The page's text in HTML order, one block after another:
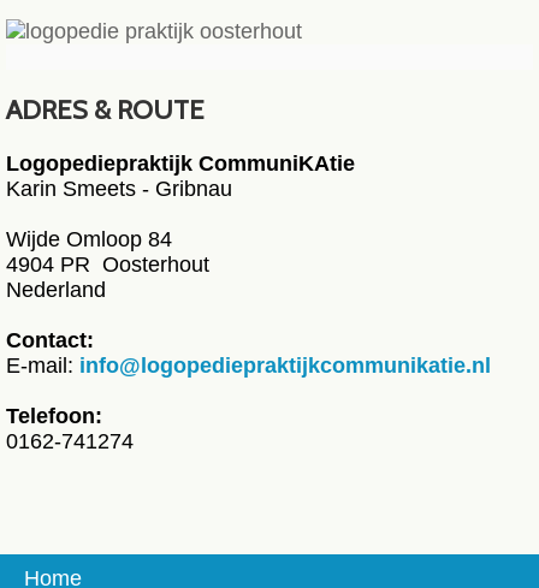
ADRES & ROUTE
Logopediepraktijk CommuniKAtie
Karin Smeets - Gribnau
Wijde Omloop 84
4904 PR Oosterhout
Nederland
Contact:
E-mail: info@logopediepraktijkcommunikatie.nl
Telefoon:
0162-741274
Home